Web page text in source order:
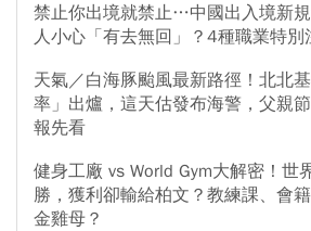
禁止你出境就禁止…中國出入境新
人小心「有去無回」？4種職業特別
天氣／白海豚颱風最新路徑！北北
率」出爐，這天估發布海警，父親
報先看
健身工廠 vs World Gym大解密！世
勝，獲利卻輸給柏文？教練課、會
金雞母？